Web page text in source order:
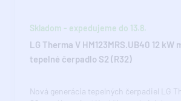
Skladom - expedujeme do 13.8.
LG Therma V HM123MRS.UB40 12 kW
tepelné čerpadlo S2 (R32)
Nová generácia tepelných čerpadiel LG